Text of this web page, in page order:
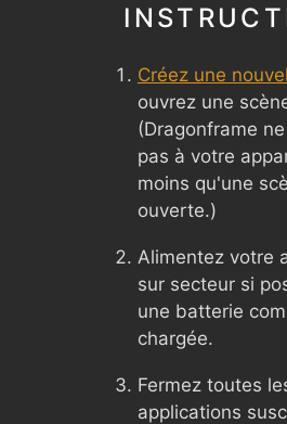
Créez une
ouvrez une
(Dragonframe
pas à votre
moins qu'une
ouverte.)
Alimentez votre
sur secteur si
une batterie
chargée.
Fermez toutes
applications